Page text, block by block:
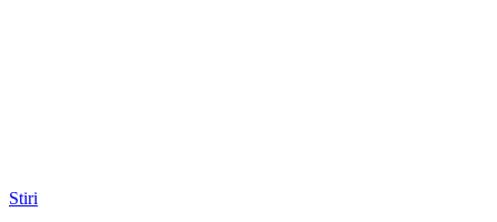
Stiri